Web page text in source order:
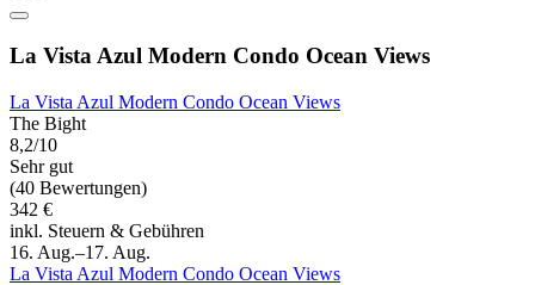
La Vista Azul Modern Condo Ocean Views
La Vista Azul Modern Condo Ocean Views
The Bight
8,2/10
Sehr gut
(40 Bewertungen)
342 €
inkl. Steuern & Gebühren
16. Aug.–17. Aug.
La Vista Azul Modern Condo Ocean Views